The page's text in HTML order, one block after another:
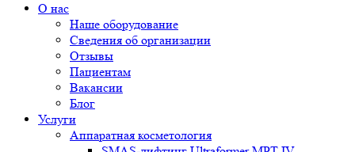
О нас
Наше оборудование
Сведения об организации
Отзывы
Пациентам
Вакансии
Блог
Услуги
Аппаратная косметология